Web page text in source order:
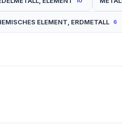
ELEMENT, ERDMETALL 6